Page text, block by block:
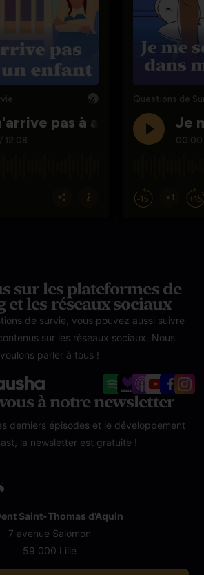
sur les plateformes de
et les réseaux sociaux
de survie, vous pouvez aussi suivre
sur les réseaux sociaux. Nous
voulons parler à tous !
à notre newsletter
derniers épisodes et le développement
la newsletter est gratuite !
Saint-Thomas d’Aquin
7 avenue Salomon
59 000 Lille